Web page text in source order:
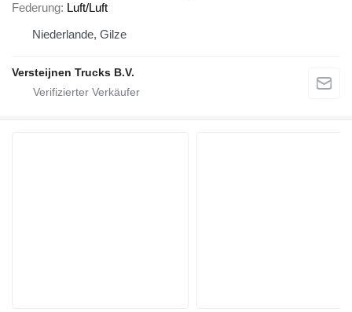
Federung Luft/Luft
Niederlande, Gilze
Versteijnen Trucks B.V.